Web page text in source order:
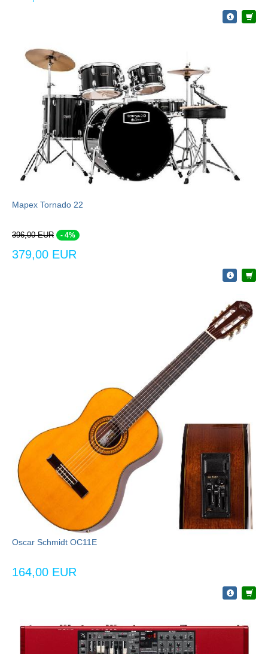
Mapex Tornado 22
396,00 EUR - 4%
379,00 EUR
Oscar Schmidt OC11E
164,00 EUR